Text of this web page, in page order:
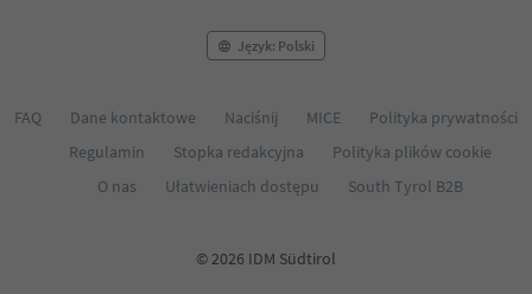
Język: Polski
FAQ Dane kontaktowe Naciśnij MICE
Polityka prywatności
Regulamin
Stopka redakcyjna
Polityka plików cookie
O nas
Ułatwieniach dostępu South Tyrol B2B
© 2026 IDM Südtirol